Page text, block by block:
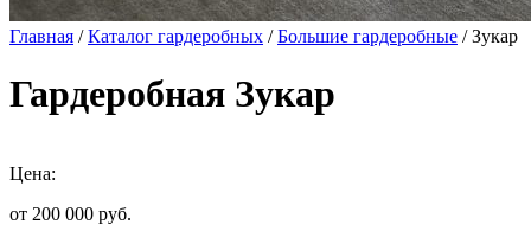
Главная /Каталог гардеробных /Большие гардеробные / Зукар
Гардеробная Зукар
Цена:
от 200 000 руб.